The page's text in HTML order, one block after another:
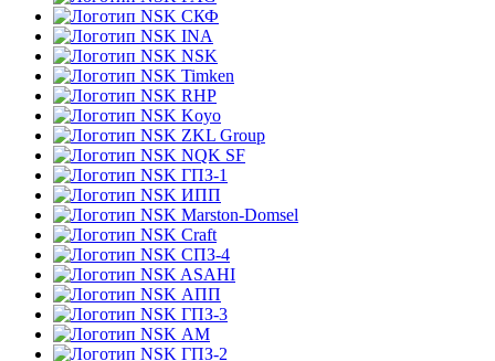
СКФ
INA
NSK
Timken
RHP
Koyo
ZKL Group
NQK SF
ГПЗ-1
ИПП
Marston-Domsel
Craft
СПЗ-4
ASAHI
АПП
ГПЗ-3
АМ
ГПЗ-2